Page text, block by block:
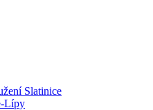
Slatinice
Lípy